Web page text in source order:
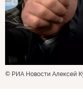
© РИА Новости Алексей